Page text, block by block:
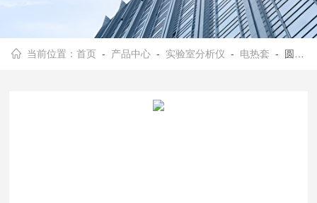
当前位置：首页 - 产品中心 - 实验室分析仪 - 电热套 - 圆形智能电热套 控温方式电加热套